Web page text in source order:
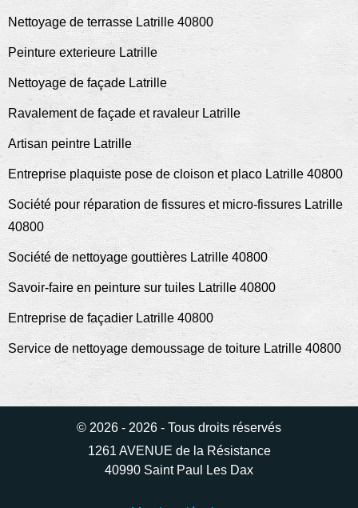
Nettoyage de terrasse Latrille 40800
Peinture exterieure Latrille
Nettoyage de façade Latrille
Ravalement de façade et ravaleur Latrille
Artisan peintre Latrille
Entreprise plaquiste pose de cloison et placo Latrille 40800
Société pour réparation de fissures et micro-fissures Latrille
40800
Société de nettoyage gouttières Latrille 40800
Savoir-faire en peinture sur tuiles Latrille 40800
Entreprise de façadier Latrille 40800
Service de nettoyage demoussage de toiture Latrille 40800
© 2026 - 2026 - Tous droits réservés
1261 AVENUE de la Résistance
40990 Saint Paul Les Dax